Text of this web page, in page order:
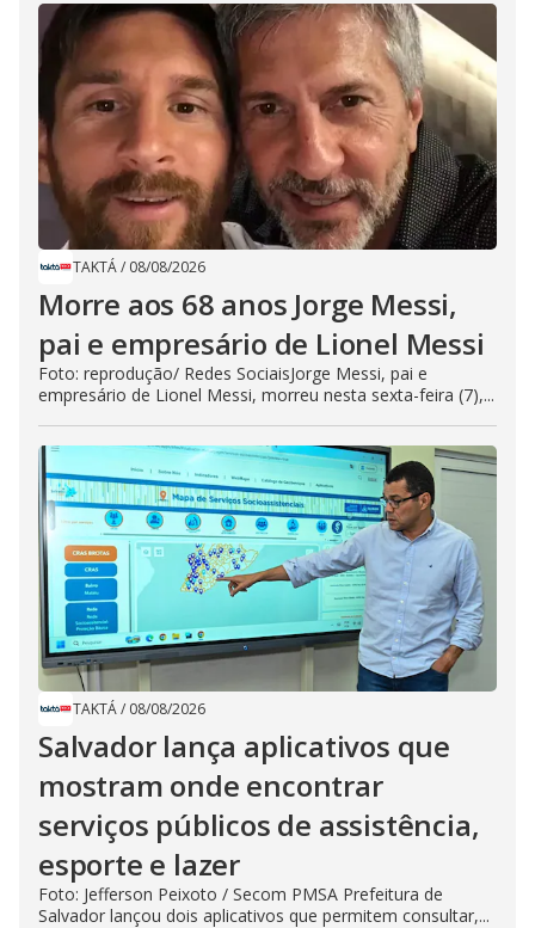
TAKTÁ/ 08/08/2026
Morre aos 68 anos Jorge Messi,
pai e empresário de Lionel Messi
Foto: reprodução/ Redes SociaisJorge Messi, pai e
empresário de Lionel Messi, morreu nesta sexta-feira (7),...
TAKTÁ/ 08/08/2026
Salvador lança aplicativos que
mostram onde encontrar
serviços públicos de assistência,
esporte e lazer
Foto: Jefferson Peixoto / Secom PMSA Prefeitura de
Salvador lançou dois aplicativos que permitem consultar,...